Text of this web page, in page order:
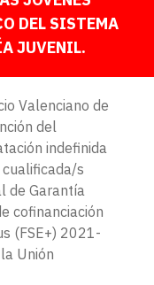
DEL SISTEMA
JUVENIL.
Valenciano de
del
indefinida
s
de Garantía
cofinanciación
(FSE+) 2021-
Unión